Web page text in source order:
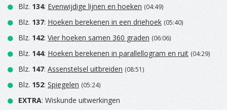
Blz. 134: Evenwijdige lijnen en hoeken (04:49)
Blz. 137: Hoeken berekenen in een driehoek (05:40)
Blz. 142: Vier hoeken samen 360 graden (06:06)
Blz. 144: Hoeken berekenen in parallellogram en ruit (04:29)
Blz. 147: Assenstelsel uitbreiden (08:51)
Blz. 152: Spiegelen (05:24)
EXTRA: Wiskunde uitwerkingen